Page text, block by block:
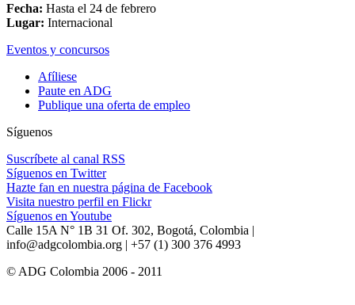
Fecha: Hasta el 24 de febrero
Lugar: Internacional
Eventos y concursos
Afíliese
Paute en ADG
Publique una oferta de empleo
Síguenos
Suscríbete al canal RSS
Síguenos en Twitter
Hazte fan en nuestra página de Facebook
Visita nuestro perfil en Flickr
Síguenos en Youtube
Calle 15A N° 1B 31 Of. 302, Bogotá, Colombia |
info@adgcolombia.org | +57 (1) 300 376 4993
© ADG Colombia 2006 - 2011